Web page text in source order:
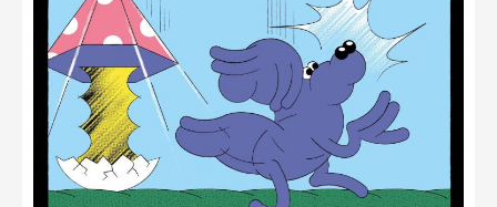
MODÈLE D’ACCORD DE
PRESTATION
AUTEUR/PORTEUR DE
PROJET
LA COPIE PRIVÉE
NUMÉRIQUE